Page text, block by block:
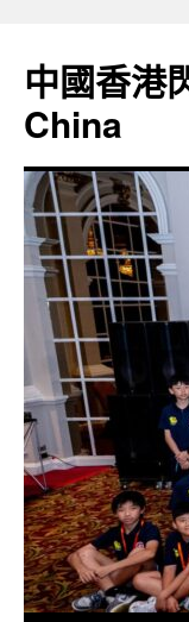
content
中國香港
China